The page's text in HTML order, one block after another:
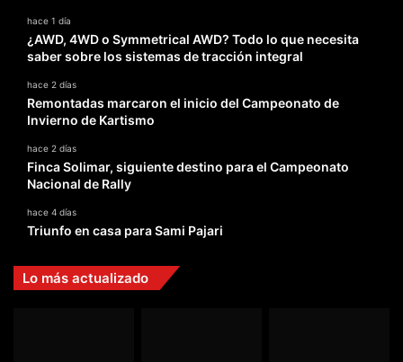
hace 1 día
¿AWD, 4WD o Symmetrical AWD? Todo lo que necesita
saber sobre los sistemas de tracción integral
hace 2 días
Remontadas marcaron el inicio del Campeonato de
Invierno de Kartismo
hace 2 días
Finca Solimar, siguiente destino para el Campeonato
Nacional de Rally
hace 4 días
Triunfo en casa para Sami Pajari
Lo más actualizado